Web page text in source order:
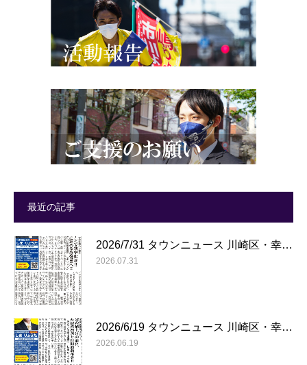
最近の記事
2026/7/31 タウンニュース 川崎区・幸…
2026.07.31
2026/6/19 タウンニュース 川崎区・幸…
2026.06.19